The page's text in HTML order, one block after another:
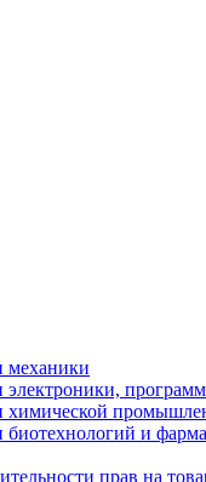
механики
электроники,
химической
биотехнологий и
прав на